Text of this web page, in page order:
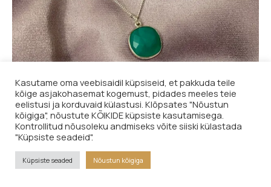
Ripats, krüsopraas, hõbe 925
36,00
Kasutame oma veebisaidil küpsiseid, et pakkuda teile
kõige asjakohasemat kogemust, pidades meeles teie
eelistusi ja korduvaid külastusi. Klõpsates "Nõustun
kõigiga", nõustute KÕIKIDE küpsiste kasutamisega.
Kontrollitud nõusoleku andmiseks võite siiski külastada
"Küpsiste seadeid".
Küpsiste seaded Nõustun kõigiga